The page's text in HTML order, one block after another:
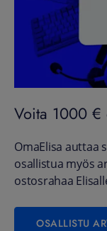
Voita 1000 €
OmaElisa auttaa
osallistua myös
ostosrahaa
OSALLISTU